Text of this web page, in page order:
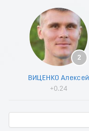
2
ВИЦЕНКО Алексей
+0.24